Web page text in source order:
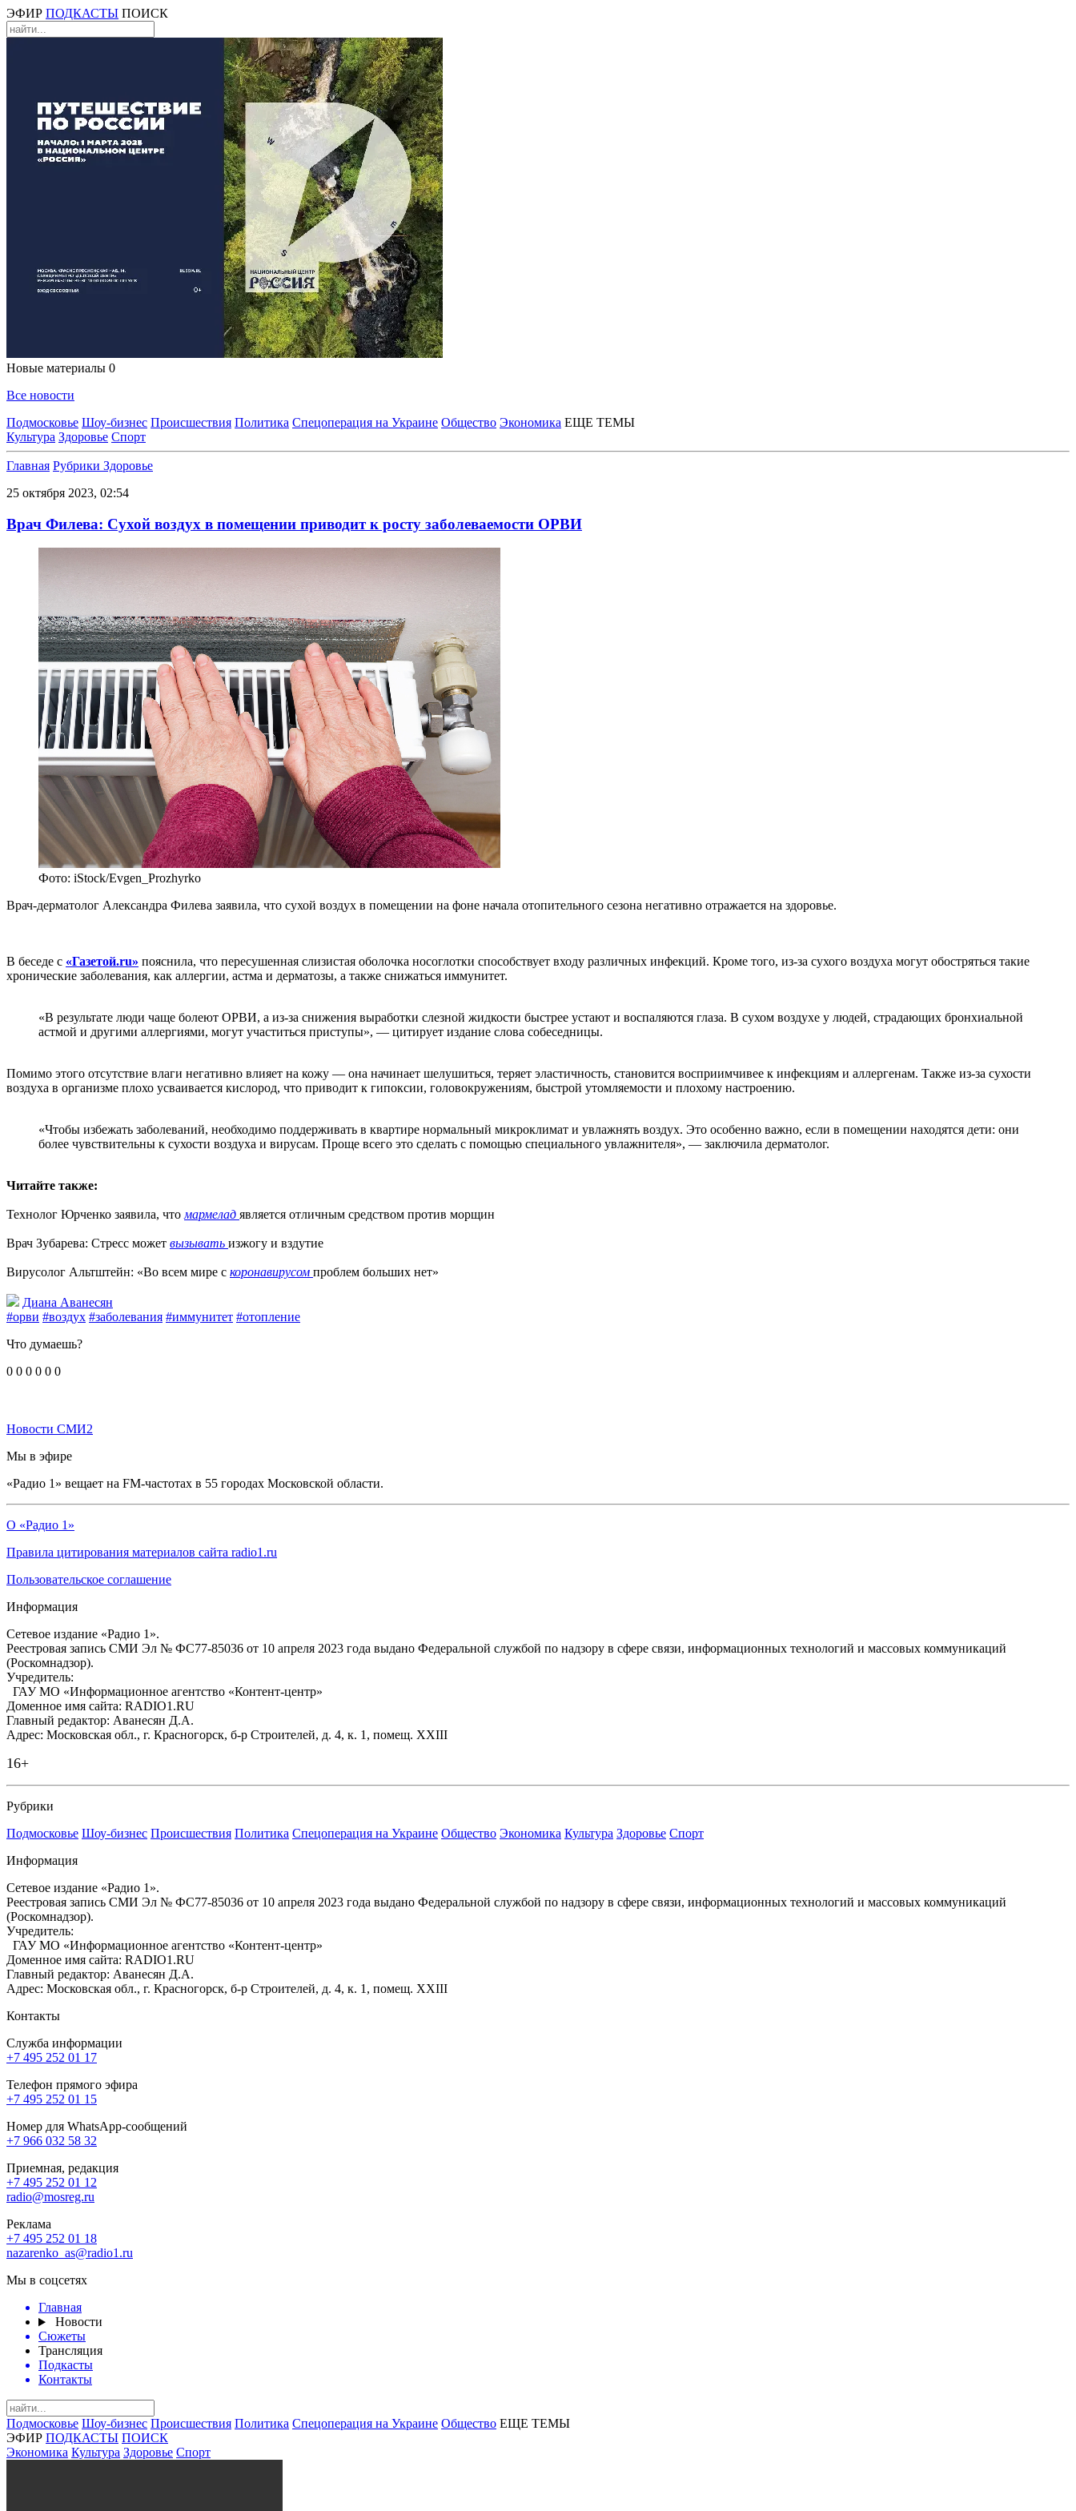
ЭФИР ПОДКАСТЫ ПОИСК
Новые материалы 0
Все новости
Подмосковье Шоу-бизнес Происшествия Политика Спецоперация на Украине Общество Экономика ЕЩЕ ТЕМЫ
Культура Здоровье Спорт
Главная Рубрики Здоровье
25 октября 2023, 02:54
Врач Филева: Сухой воздух в помещении приводит к росту заболеваемости ОРВИ
Фото: iStock/Evgen_Prozhyrko
Врач-дерматолог Александра Филева заявила, что сухой воздух в помещении на фоне начала отопительного сезона негативно отражается на здоровье.
В беседе с «Газетой.ru» пояснила, что пересушенная слизистая оболочка носоглотки способствует входу различных инфекций. Кроме того, из-за сухого воздуха могут обостряться такие
хронические заболевания, как аллергии, астма и дерматозы, а также снижаться иммунитет.
«В результате люди чаще болеют ОРВИ, а из-за снижения выработки слезной жидкости быстрее устают и воспаляются глаза. В сухом воздухе у людей, страдающих бронхиальной
астмой и другими аллергиями, могут участиться приступы», — цитирует издание слова собеседницы.
Помимо этого отсутствие влаги негативно влияет на кожу — она начинает шелушиться, теряет эластичность, становится восприимчивее к инфекциям и аллергенам. Также из-за сухости
воздуха в организме плохо усваивается кислород, что приводит к гипоксии, головокружениям, быстрой утомляемости и плохому настроению.
«Чтобы избежать заболеваний, необходимо поддерживать в квартире нормальный микроклимат и увлажнять воздух. Это особенно важно, если в помещении находятся дети: они
более чувствительны к сухости воздуха и вирусам. Проще всего это сделать с помощью специального увлажнителя», — заключила дерматолог.
Читайте также:
Технолог Юрченко заявила, чтомармелад является отличным средством против морщин
Врач Зубарева: Стресс может вызывать изжогу и вздутие
Вирусолог Альтштейн: «Во всем мире с коронавирусом проблем больших нет»
Диана Аванесян
#орви #воздух #заболевания #иммунитет #отопление
Что думаешь?
0 0 0 0 0 0
Новости СМИ2
Мы в эфире
«Радио 1» вещает на FM-частотах в 55 городах Московской области.
О «Радио 1»
Правила цитирования материалов сайта radio1.ru
Пользовательское соглашение
Информация
Сетевое издание «Радио 1».
Реестровая запись СМИ Эл № ФС77-85036 от 10 апреля 2023 года выдано Федеральной службой по надзору в сфере связи, информационных технологий и массовых коммуникаций
(Роскомнадзор).
Учредитель:
ГАУ МО «Информационное агентство «Контент-центр»
Доменное имя сайта: RADIO1.RU
Главный редактор: Аванесян Д.А.
Адрес: Московская обл., г. Красногорск, б-р Строителей, д. 4, к. 1, помещ. XXIII
16+
Рубрики
Подмосковье Шоу-бизнес Происшествия Политика Спецоперация на Украине Общество Экономика Культура Здоровье Спорт
Информация
Сетевое издание «Радио 1».
Реестровая запись СМИ Эл № ФС77-85036 от 10 апреля 2023 года выдано Федеральной службой по надзору в сфере связи, информационных технологий и массовых коммуникаций
(Роскомнадзор).
Учредитель:
ГАУ МО «Информационное агентство «Контент-центр»
Доменное имя сайта: RADIO1.RU
Главный редактор: Аванесян Д.А.
Адрес: Московская обл., г. Красногорск, б-р Строителей, д. 4, к. 1, помещ. XXIII
Контакты
Служба информации
+7 495 252 01 17
Телефон прямого эфира
+7 495 252 01 15
Номер для WhatsApp-сообщений
+7 966 032 58 32
Приемная, редакция
+7 495 252 01 12
radio@mosreg.ru
Реклама
+7 495 252 01 18
nazarenko_as@radio1.ru
Мы в соцсетях
Главная
Новости
Сюжеты
Трансляция
Подкасты
Контакты
Подмосковье Шоу-бизнес Происшествия Политика Спецоперация на Украине Общество ЕЩЕ ТЕМЫ
ЭФИР ПОДКАСТЫ ПОИСК
Экономика Культура Здоровье Спорт